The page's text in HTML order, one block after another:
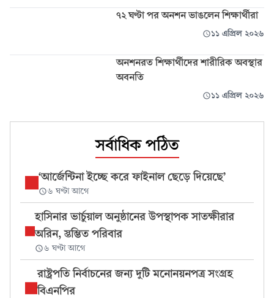
৭২ ঘণ্টা পর অনশন ভাঙলেন শিক্ষার্থীরা
১১ এপ্রিল ২০২৬
অনশনরত শিক্ষার্থীদের শারীরিক অবস্থার
অবনতি
১১ এপ্রিল ২০২৬
সর্বাধিক পঠিত
‘আর্জেন্টিনা ইচ্ছে করে ফাইনাল ছেড়ে দিয়েছে’
৬ ঘণ্টা আগে
হাসিনার ভার্চুয়াল অনুষ্ঠানের উপস্থাপক সাতক্ষীরার
অরিন, স্তম্ভিত পরিবার
৬ ঘণ্টা আগে
রাষ্ট্রপতি নির্বাচনের জন্য দুটি মনোনয়নপত্র সংগ্রহ
বিএনপির